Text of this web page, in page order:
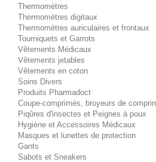
Thermomètres
Thermomètres digitaux
Thermomètres auriculaires et frontaux
Tourniquets et Garrots
Vêtements Médicaux
Vêtements jetables
Vêtements en coton
Soins Divers
Produits Pharmadoct
Coupe-comprimés, broyeurs de
Piqûres d'insectes et Peignes à poux
Hygiène et Accessoires Médicaux
Masques et lunettes de protection
Gants
Sabots et Sneakers